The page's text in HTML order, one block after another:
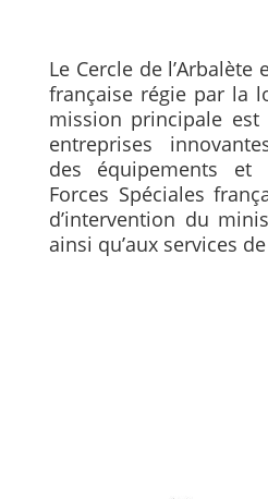
Le Cercle de
française régie par la
mission principale est
entreprises
des équipements et
Forces Spéciales
d’intervention du
ainsi qu’aux services